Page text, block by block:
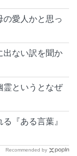
愛人かと思っ
出ない訳を聞か
霊というとなぜ
『ある言葉』
Recommended by